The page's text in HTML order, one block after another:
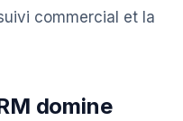
commercial et la
domine